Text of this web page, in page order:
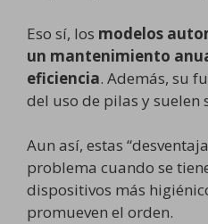
Eso sí, los modelos
un mantenimiento
eficiencia. Además, su
del uso de pilas y suelen
Aun así, estas
problema cuando se
dispositivos más
promueven el orden.